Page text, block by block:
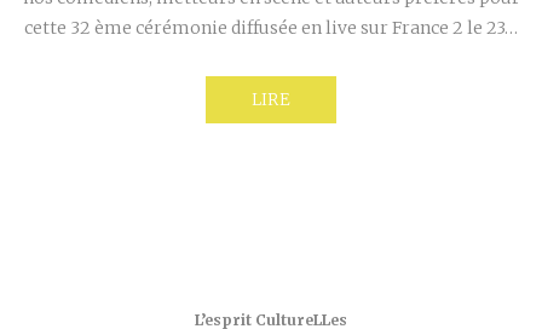
cette 32 ème cérémonie diffusée en live sur France 2 le 23…
LIRE
L’esprit CultureLLes